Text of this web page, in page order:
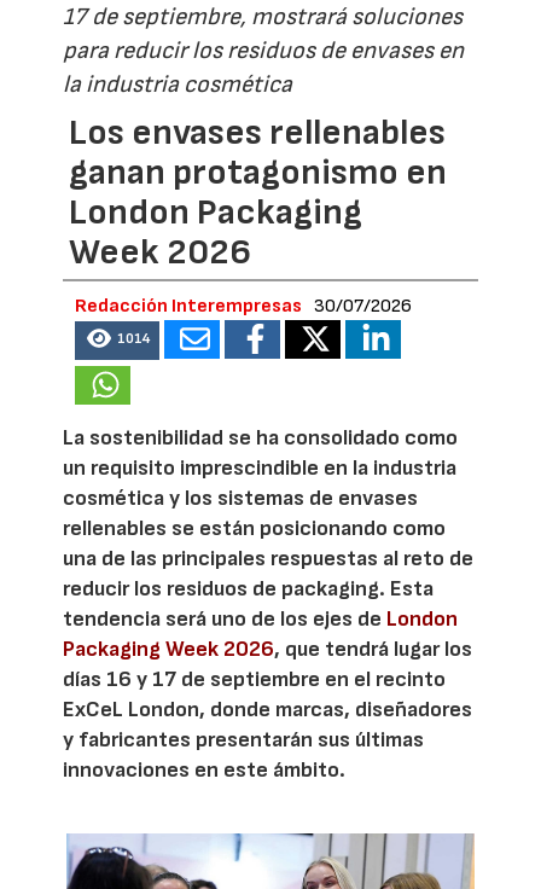
17 de septiembre, mostrará soluciones
para reducir los residuos de envases en
la industria cosmética
Los envases rellenables
ganan protagonismo en
London Packaging
Week 2026
Redacción Interempresas 30/07/2026
1014
La sostenibilidad se ha consolidado como
un requisito imprescindible en la industria
cosmética y los sistemas de envases
rellenables se están posicionando como
una de las principales respuestas al reto de
reducir los residuos de packaging. Esta
tendencia será uno de los ejes de London
Packaging Week 2026, que tendrá lugar los
días 16 y 17 de septiembre en el recinto
ExCeL London, donde marcas, diseñadores
y fabricantes presentarán sus últimas
innovaciones en este ámbito.